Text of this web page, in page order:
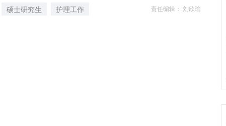
硕士研究生 护理工作 责任编辑： 刘欣瑜